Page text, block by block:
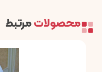
محصولاتمرتبط